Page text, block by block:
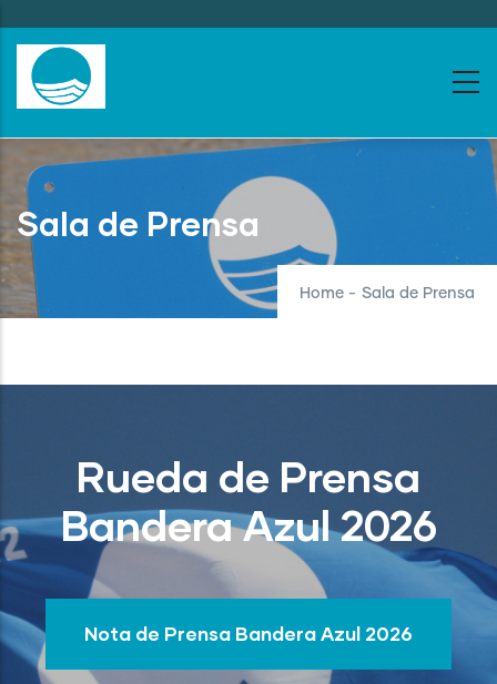
to
main
content
Sala de Prensa
Home - Sala de Prensa
Rueda de Prensa
Bandera Azul 2026
Nota de Prensa Bandera Azul 2026